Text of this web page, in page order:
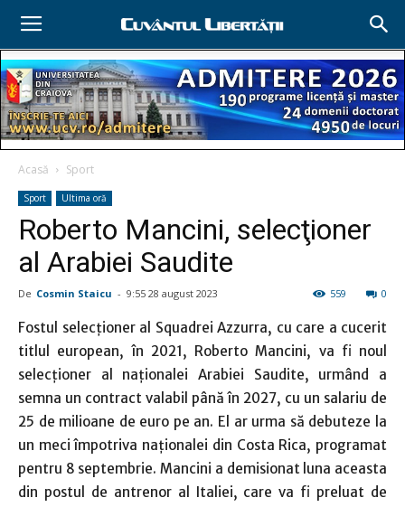
Acasă Sport
Sport Ultima oră
Roberto Mancini, selecţioner
al Arabiei Saudite
De Cosmin Staicu - 9:55 28 august 2023 0
559
Fostul selecţioner al Squadrei Azzurra, cu care a cucerit
titlul european, în 2021, Roberto Mancini, va fi noul
selecţioner al naţionalei Arabiei Saudite, urmând a
semna un contract valabil până în 2027, cu un salariu de
25 de milioane de euro pe an. El ar urma să debuteze la
un meci împotriva naţionalei din Costa Rica, programat
pentru 8 septembrie. Mancini a demisionat luna aceasta
din postul de antrenor al Italiei, care va fi preluat de